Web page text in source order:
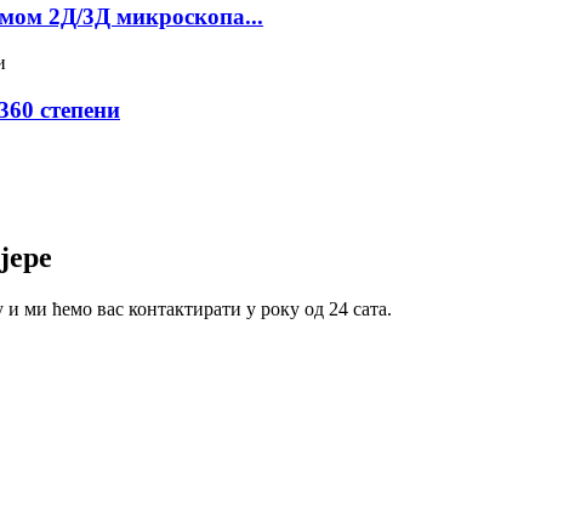
2Д/3Д микроскопа...
степени
ми ћемо вас контактирати у року од 24 сата.